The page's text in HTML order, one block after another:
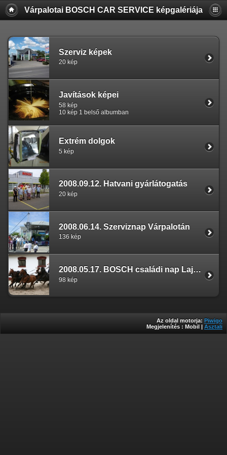
Várpalotai BOSCH CAR SERVICE képgalériája
Szerviz képek
20 kép
Javítások képei
58 kép
10 kép 1 belső albumban
Extrém dolgok
5 kép
2008.09.12. Hatvani gyárlátogatás
20 kép
2008.06.14. Szerviznap Várpalotán
136 kép
2008.05.17. BOSCH családi nap Lajosmizse
98 kép
Az oldal motorja: Piwigo
Megjelenítés : Mobil | Asztali